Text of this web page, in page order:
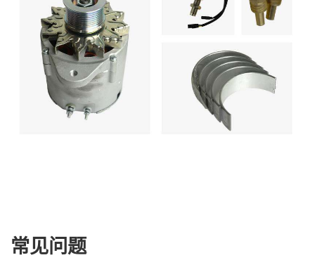
常见问题